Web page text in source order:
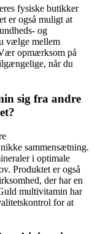
fysiske butikker
er også muligt at
og
vælge mellem
opmærksom på
når du
sig fra andre
sammensætning.
i optimale
Produktet er også
der har en
multivitamin har
for at